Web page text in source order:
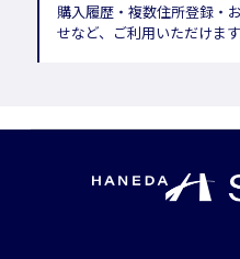
購入履歴・複数住所登録・
せなど、ご利用いただけます